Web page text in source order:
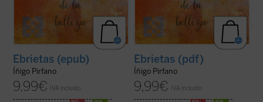
Ebrietas (epub)
Íñigo Pirfano
9,99€ IVA incluido
Ebrietas (pdf)
Íñigo Pirfano
9,99€ IVA incluido